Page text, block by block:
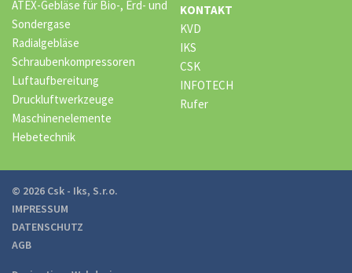
ATEX-Gebläse für Bio-, Erd- und
Sondergase
Radialgebläse
Schraubenkompressoren
Luftaufbereitung
Druckluftwerkzeuge
Maschinenelemente
Hebetechnik
KONTAKT
KVD
IKS
CSK
INFOTECH
Rufer
© 2026 Csk - Iks, S.r.o.
IMPRESSUM
DATENSCHUTZ
AGB